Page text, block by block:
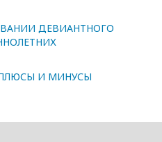
ДЕВИАНТНОГО
И МИНУСЫ